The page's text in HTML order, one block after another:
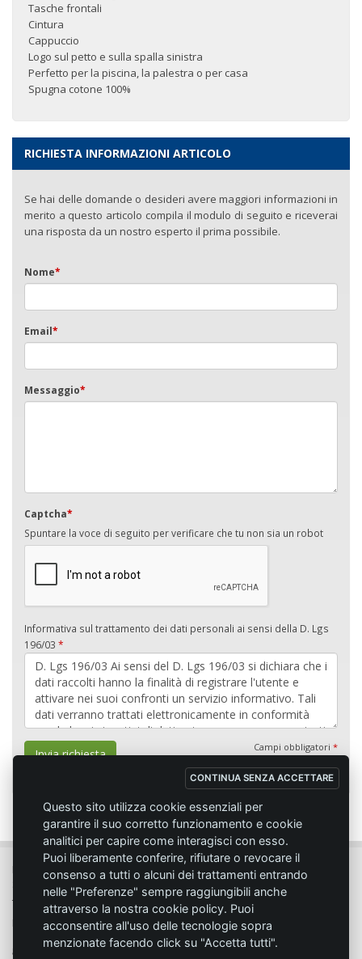
Tasche frontali
Cintura
Cappuccio
Logo sul petto e sulla spalla sinistra
Perfetto per la piscina, la palestra o per casa
Spugna cotone 100%
RICHIESTA INFORMAZIONI ARTICOLO
Se hai delle domande o desideri avere maggiori informazioni in
merito a questo articolo compila il modulo di seguito e riceverai
una risposta da un nostro esperto il prima possibile.
Nome*
Email*
Messaggio*
Captcha*
Spuntare la voce di seguito per verificare che tu non sia un robot
Informativa sul trattamento dei dati personali ai sensi della D. Lgs
196/03 *
Invia richiesta Campi obbligatori *
CONTINUA SENZA ACCETTARE
Questo sito utilizza cookie essenziali per
garantire il suo corretto funzionamento e cookie
analitici per capire come interagisci con esso.
Puoi liberamente conferire, rifiutare o revocare il
consenso a tutti o alcuni dei trattamenti entrando
nelle "Preferenze" sempre raggiungibili anche
attraverso la nostra cookie policy. Puoi
acconsentire all'uso delle tecnologie sopra
menzionate facendo click su "Accetta tutti".
MC SPORT MARKET LODI - Via del Lavoro, 14 - 26817 SAN MARTINO IN
STRADA (LO)
Tel. 0371.432774 - Fax 0371.432775 - Email:info@emmecisport.com
P.IVA 06749350150 - Iscriz. Trib. Lodi n° 4287 - C.C.I.A.A. n° 1122943